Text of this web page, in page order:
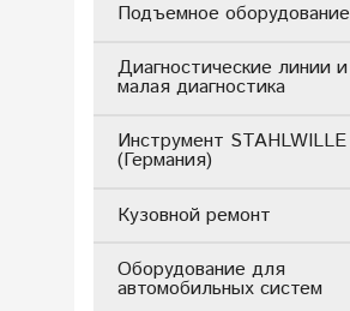
Подъемное оборудование
Диагностические линии и
малая диагностика
Инструмент STAHLWILLE
(Германия)
Кузовной ремонт
Оборудование для
автомобильных систем